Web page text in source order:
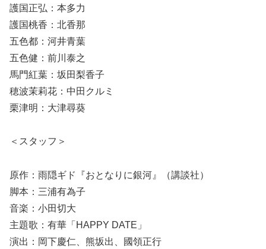
護国正弘：本多力
護国桃香：北香那
五色都：河井青葉
五色健：前川泰之
馬門紅葉：坂田梨香子
穂波茉莉花：中田クルミ
栗津明：大津尋葵
＜スタッフ＞
原作：雨隠ギド『おとなりに銀河』（講談社）
脚本：三浦有為子
音楽：小田切大
主題歌：有華「HAPPY DATE」
演出：岡下慶仁、熊坂出、國領正行